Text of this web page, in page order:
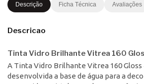
Descrição Ficha Técnica Avaliações
Descricao
Tinta Vidro Brilhante Vitrea 160
A Tinta Vidro Brilhante Vitrea 160 Gloss
desenvolvida a base de água para a